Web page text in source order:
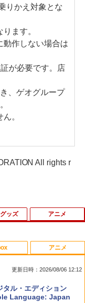
りかえ対象とな
ます。
作しない場合は
が必要です。店
、ゲオグループ
。
All rights r
ティ ジャンボリー
Edition ＋ ジャンボ
ポスト投函】
】【2026年10月29
ュンソフト｜Spike
【PS5】
ッズ
ブラザーズWii ノコ
アニメ
メでキラキラ！キー
イム
ダース|オンライン
更新日時：2026/08/06 12:12
ル・エディション
Language: Japan
アニメ